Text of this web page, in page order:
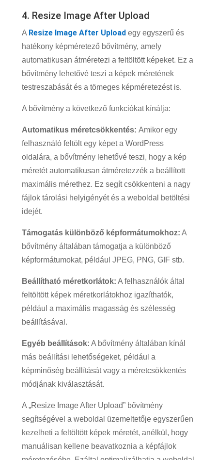
4. Resize Image After Upload
A Resize Image After Upload egy egyszerű és
hatékony képméretező bővítmény, amely
automatikusan átméretezi a feltöltött képeket. Ez a
bővítmény lehetővé teszi a képek méretének
testreszabását és a tömeges képméretezést is.
A bővítmény a következő funkciókat kínálja:
Automatikus méretcsökkentés: Amikor egy
felhasználó feltölt egy képet a WordPress
oldalára, a bővítmény lehetővé teszi, hogy a kép
méretét automatikusan átméretezzék a beállított
maximális mérethez. Ez segít csökkenteni a nagy
fájlok tárolási helyigényét és a weboldal betöltési
idejét.
Támogatás különböző képformátumokhoz: A
bővítmény általában támogatja a különböző
képformátumokat, például JPEG, PNG, GIF stb.
Beállítható méretkorlátok: A felhasználók által
feltöltött képek méretkorlátokhoz igazíthatók,
például a maximális magasság és szélesség
beállításával.
Egyéb beállítások: A bővítmény általában kínál
más beállítási lehetőségeket, például a
képminőség beállítását vagy a méretcsökkentés
módjának kiválasztását.
A „Resize Image After Upload” bővítmény
segítségével a weboldal üzemeltetője egyszerűen
kezelheti a feltöltött képek méretét, anélkül, hogy
manuálisan kellene beavatkoznia a képfájlok